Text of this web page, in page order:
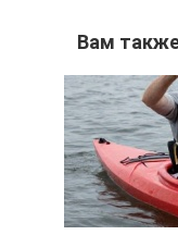
Вам